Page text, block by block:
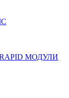
МОДУЛИ